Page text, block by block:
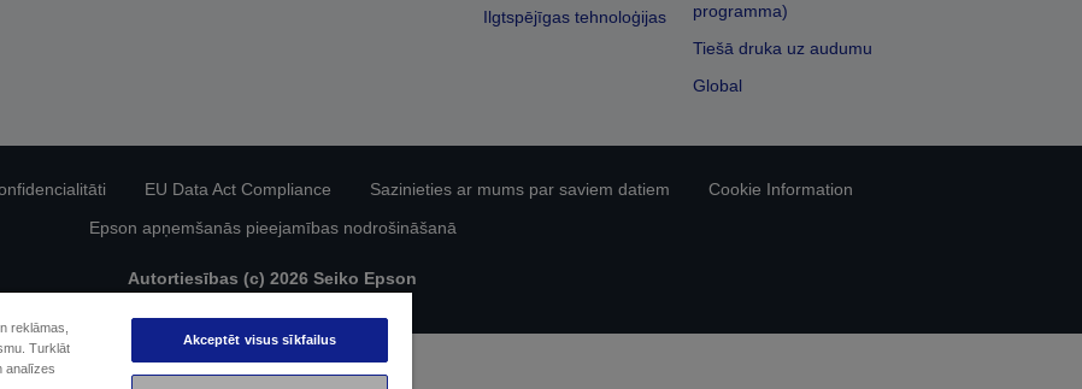
Ilgtspējīgas tehnoloģijas
programma)
Tiešā druka uz audumu
Global
EU Data Act Compliance Sazinieties ar mums par saviem datiem
Cookie Information
Epson apņemšanās pieejamības nodrošināšanā
Autortiesības (c) 2026 Seiko Epson
reklāmas,
Turklāt
analīzes
Akceptēt visus sīkfailus